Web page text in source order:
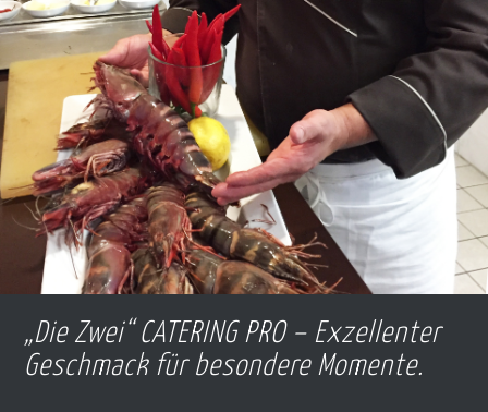
„Die Zwei“ CATERING PRO – Exzellenter
Geschmack für besondere Momente.